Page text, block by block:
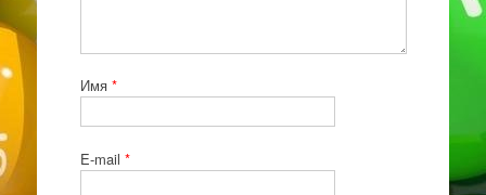
Имя *
E-mail *